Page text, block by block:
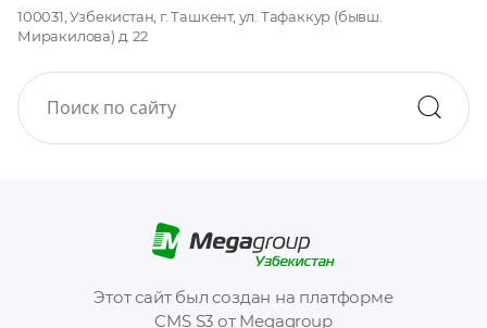
Этот сайт был создан на платформе
CMS S3 от Megagroup
100031, Узбекистан, г. Ташкент, ул. Тафаккур (бывш.
Миракилова) д. 22